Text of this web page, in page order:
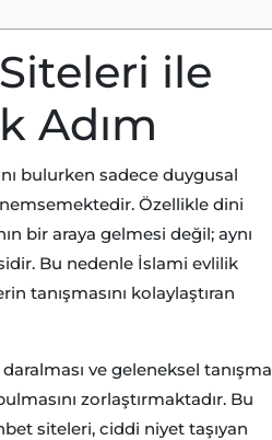
ile
Adım
bulurken sadece duygusal
Özellikle dini
bir araya gelmesi değil; aynı
Bu nedenle İslami evlilik
tanışmasını kolaylaştıran
ve geleneksel tanışma
zorlaştırmaktadır. Bu
siteleri, ciddi niyet taşıyan